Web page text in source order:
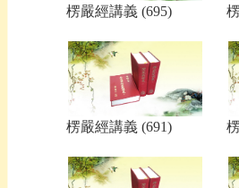
楞嚴經講義 (695)
楞嚴經講義 (691)